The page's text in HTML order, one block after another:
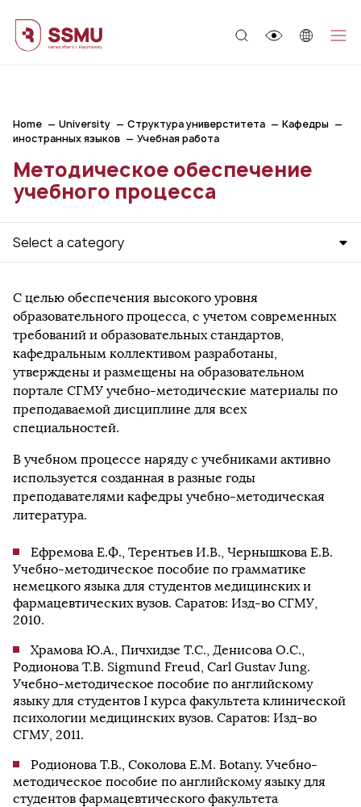
Home University Структура универститета
Кафедры
иностранных языков
Учебная работа
Методическое обеспечение
учебного процесса
Select a category
С целью обеспечения высокого уровня
образовательного процесса, с учетом современных
требований и образовательных стандартов,
кафедральным коллективом разработаны,
утверждены и размещены на образовательном
портале СГМУ учебно-методические материалы по
преподаваемой дисциплине для всех
специальностей.
В учебном процессе наряду с учебниками активно
используется созданная в разные годы
преподавателями кафедры учебно-методическая
литература.
Ефремова Е.Ф., Терентьев И.В., Чернышкова Е.В.
Учебно-методическое пособие по грамматике
немецкого языка для студентов медицинских и
фармацевтических вузов. Саратов: Изд-во СГМУ,
2010.
Храмова Ю.А., Пичхидзе Т.С., Денисова О.С.,
Родионова Т.В. Sigmund Freud, Carl Gustav Jung.
Учебно-методическое пособие по английскому
языку для студентов I курса факультета клинической
психологии медицинских вузов. Саратов: Изд-во
СГМУ, 2011.
Родионова Т.В., Соколова Е.М. Botany. Учебно-
методическое пособие по английскому языку для
студентов фармацевтического факультета